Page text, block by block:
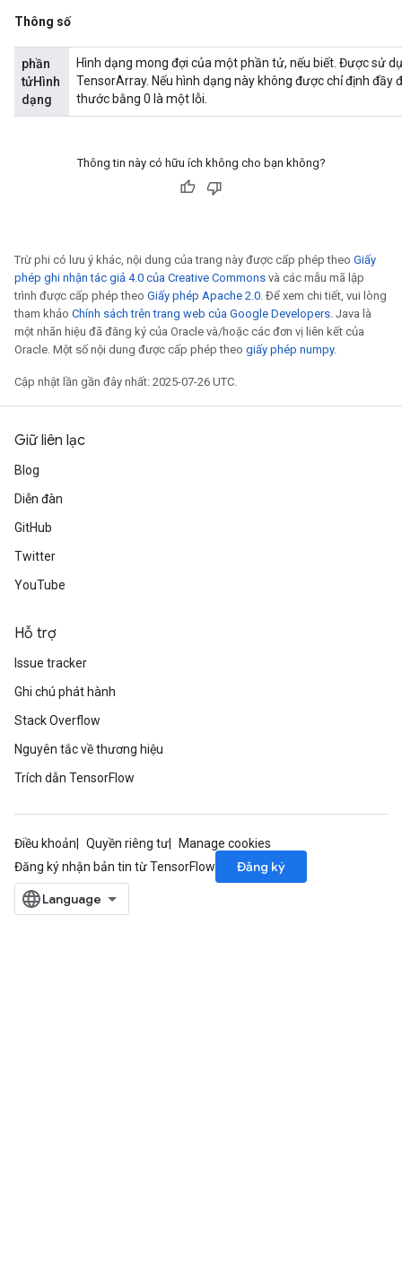
Thông số
phần
tửHình
dạng
Hình dạng mong đợi của một phần tử, nếu biết. Được sử
TensorArray. Nếu hình dạng này không được chỉ định đầy
thước bằng 0 là một lỗi.
Thông tin này có hữu ích không cho bạn không?
Trừ phi có lưu ý khác, nội dung của trang này được cấp phép theo Giấy
phép ghi nhận tác giả 4.0 của Creative Commons và các mẫu mã lập
trình được cấp phép theo Giấy phép Apache 2.0. Để xem chi tiết, vui lòng
tham khảo Chính sách trên trang web của Google Developers. Java là
một nhãn hiệu đã đăng ký của Oracle và/hoặc các đơn vị liên kết của
Oracle. Một số nội dung được cấp phép theo giấy phép numpy.
Cập nhật lần gần đây nhất: 2025-07-26 UTC.
Giữ liên lạc
Blog
Diễn đàn
GitHub
Twitter
YouTube
Hỗ trợ
Issue tracker
Ghi chú phát hành
Stack Overflow
Nguyên tắc về thương hiệu
Trích dẫn TensorFlow
Điều khoản Quyền riêng tư
Manage cookies
Đăng ký nhận bản tin từ TensorFlow
Đăng ký